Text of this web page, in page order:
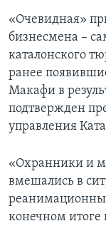
«Очевидная»
бизнесмена –
каталонского
ранее
Макафи в
подтвержден
управления
«Охранники и
вмешались в
конечном итоге